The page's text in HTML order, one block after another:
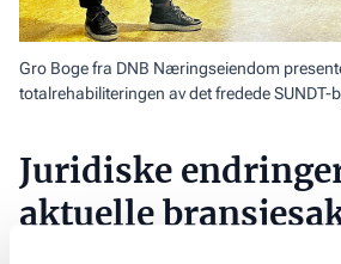
Gro Boge fra DNB Næringseiendom
totalrehabiliteringen av det fredede SUNDT-
Juridiske
aktuelle